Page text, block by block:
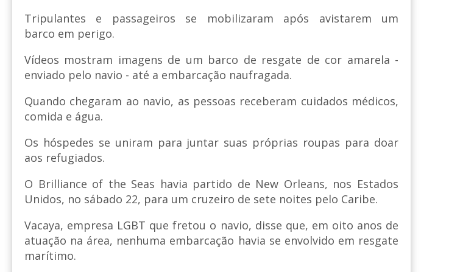
Tripulantes e passageiros se mobilizaram após avistarem um
barco em perigo.
Vídeos mostram imagens de um barco de resgate de cor amarela -
enviado pelo navio - até a embarcação naufragada.
Quando chegaram ao navio, as pessoas receberam cuidados médicos,
comida e água.
Os hóspedes se uniram para juntar suas próprias roupas para doar
aos refugiados.
O Brilliance of the Seas havia partido de New Orleans, nos Estados
Unidos, no sábado 22, para um cruzeiro de sete noites pelo Caribe.
Vacaya, empresa LGBT que fretou o navio, disse que, em oito anos de
atuação na área, nenhuma embarcação havia se envolvido em resgate
marítimo.